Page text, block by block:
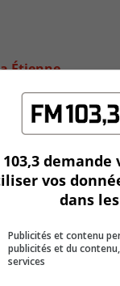
Étienne
103,3
vos
dans
Publicités et contenu
publicités et du
services